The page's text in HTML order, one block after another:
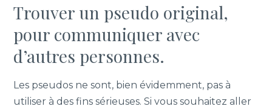
Trouver un pseudo original,
pour communiquer avec
d’autres personnes.
Les pseudos ne sont, bien évidemment, pas à
utiliser à des fins sérieuses. Si vous souhaitez aller